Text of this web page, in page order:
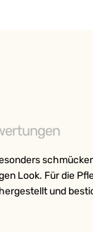
Look. Für die
und